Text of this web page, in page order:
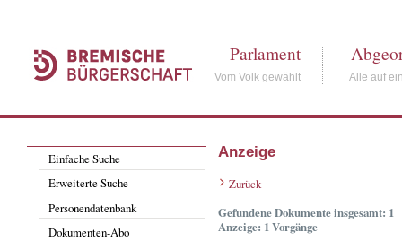
Parlament
Vom Volk gewählt Alle auf
Einfache Suche
Erweiterte Suche
Personendatenbank
Dokumenten-Abo
Anzeige
Zurück
Gefundene Dokumente insgesamt: 1
Anzeige: 1 Vorgänge